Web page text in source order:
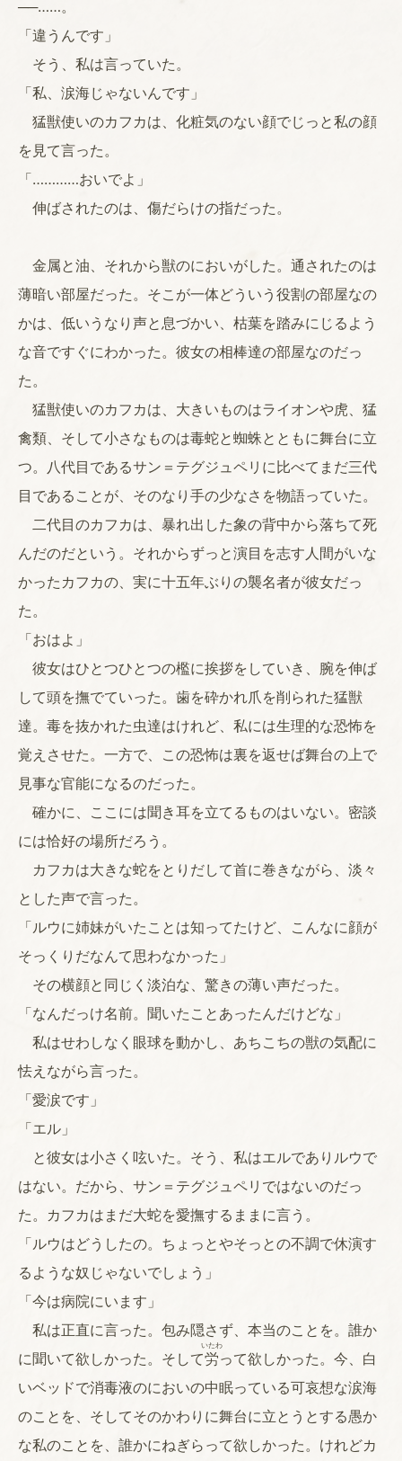
──……。
「違うんです」
そう、私は言っていた。
「私、涙海じゃないんです」
猛獣使いのカフカは、化粧気のない顔でじっと私の顔
を見て言った。
「…………おいでよ」
伸ばされたのは、傷だらけの指だった。
金属と油、それから獣のにおいがした。通されたのは
薄暗い部屋だった。そこが一体どういう役割の部屋なの
かは、低いうなり声と息づかい、枯葉を踏みにじるよう
な音ですぐにわかった。彼女の相棒達の部屋なのだっ
た。
猛獣使いのカフカは、大きいものはライオンや虎、猛
禽類、そして小さなものは毒蛇と蜘蛛とともに舞台に立
つ。八代目であるサン＝テグジュペリに比べてまだ三代
目であることが、そのなり手の少なさを物語っていた。
二代目のカフカは、暴れ出した象の背中から落ちて死
んだのだという。それからずっと演目を志す人間がいな
かったカフカの、実に十五年ぶりの襲名者が彼女だっ
た。
「おはよ」
彼女はひとつひとつの檻に挨拶をしていき、腕を伸ば
して頭を撫でていった。歯を砕かれ爪を削られた猛獣
達。毒を抜かれた虫達はけれど、私には生理的な恐怖を
覚えさせた。一方で、この恐怖は裏を返せば舞台の上で
見事な官能になるのだった。
確かに、ここには聞き耳を立てるものはいない。密談
には恰好の場所だろう。
カフカは大きな蛇をとりだして首に巻きながら、淡々
とした声で言った。
「ルウに姉妹がいたことは知ってたけど、こんなに顔が
そっくりだなんて思わなかった」
その横顔と同じく淡泊な、驚きの薄い声だった。
「なんだっけ名前。聞いたことあったんだけどな」
私はせわしなく眼球を動かし、あちこちの獣の気配に
怯えながら言った。
「愛涙です」
「エル」
と彼女は小さく呟いた。そう、私はエルでありルウで
はない。だから、サン＝テグジュペリではないのだっ
た。カフカはまだ大蛇を愛撫するままに言う。
「ルウはどうしたの。ちょっとやそっとの不調で休演す
るような奴じゃないでしょう」
「今は病院にいます」
私は正直に言った。包み隠さず、本当のことを。誰か
に聞いて欲しかった。そして労
いたわ
って欲しかった。今、白
いベッドで消毒液のにおいの中眠っている可哀想な涙海
のことを、そしてそのかわりに舞台に立とうとする愚か
な私のことを、誰かにねぎらって欲しかった。けれどカ